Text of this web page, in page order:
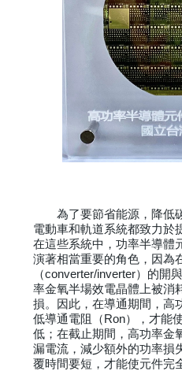
為了要節省能源，降低碳
電動車和軌道系統都致力於
在這些系統中，功率半導體
演著相當重要的角色，因為
（converter/inverter）的開
率金氧半場效電晶體上被消
損。因此，在導通期間，高
低導通電阻（Ron），才能
低；在截止期間，高功率金
漏電流，減少額外的功率損
覆時間要短，才能使元件完